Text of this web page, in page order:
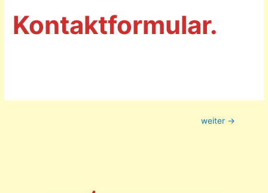
Kontaktformular.
weiter →